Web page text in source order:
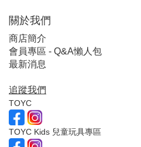
關於我們
商店簡介
會員專區 - Q&A懶人包
最新消息
追蹤我們
TOYC
TOYC Kids 兒童玩具專區